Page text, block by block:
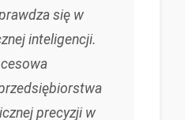
się w
inteligencji.
precyzji w